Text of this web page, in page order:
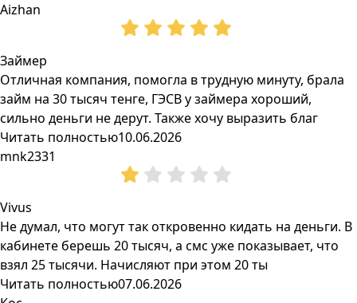
Aizhan
Займер
Отличная компания, помогла в трудную минуту, брала
займ на 30 тысяч тенге, ГЭСВ у займера хороший,
сильно деньги не дерут. Также хочу выразить благ
Читать полностью10.06.2026
mnk2331
Vivus
Не думал, что могут так откровенно кидать на деньги. В
кабинете берешь 20 тысяч, а смс уже показывает, что
взял 25 тысячи. Начисляют при этом 20 ты
Читать полностью07.06.2026